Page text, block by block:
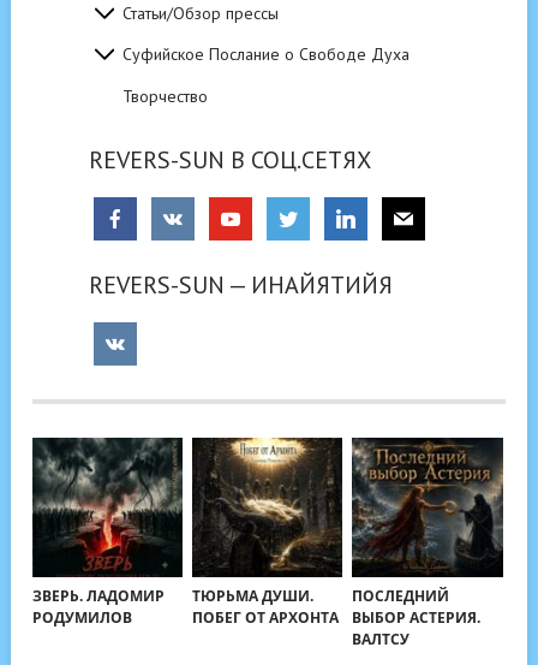
Статьи/Обзор прессы
Суфийское Послание о Свободе Духа
Творчество
REVERS-SUN В СОЦ.СЕТЯХ
REVERS-SUN — ИНАЙЯТИЙЯ
ЗВЕРЬ. ЛАДОМИР
РОДУМИЛОВ
ТЮРЬМА ДУШИ.
ПОБЕГ ОТ АРХОНТА
ПОСЛЕДНИЙ
ВЫБОР АСТЕРИЯ.
ВАЛТСУ